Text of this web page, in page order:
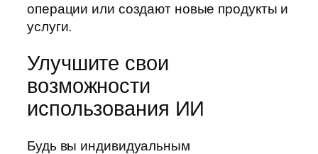
операции или создают новые продукты и
услуги.
Улучшите свои
возможности
использования ИИ
Будь вы индивидуальным